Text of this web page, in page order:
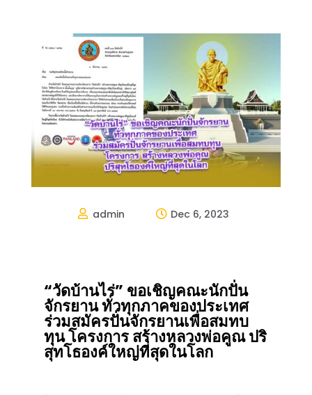
 admin  Dec 6, 2023
“วัดบ้านไร่” ขอเชิญคณะนักปั่น
จักรยาน ทั่วทุกภาคของประเทศ
ร่วมสมัครปั่นจักรยานเพื่อสมทบ
ทุน โครงการ สร้างหลวงพ่อคูณ ปริ
สุทโธองค์ใหญ่ที่สุดในโลก